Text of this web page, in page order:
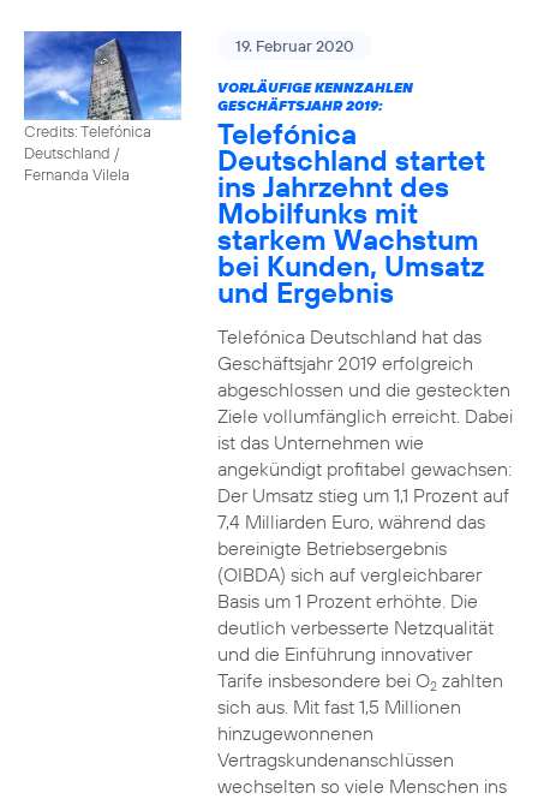
Credits: Telefónica
Deutschland /
Fernanda Vilela
19. Februar 2020
VORLÄUFIGE KENNZAHLEN
GESCHÄFTSJAHR 2019:
Telefónica
Deutschland startet
ins Jahrzehnt des
Mobilfunks mit
starkem Wachstum
bei Kunden, Umsatz
und Ergebnis
Telefónica Deutschland hat das
Geschäftsjahr 2019 erfolgreich
abgeschlossen und die gesteckten
Ziele vollumfänglich erreicht. Dabei
ist das Unternehmen wie
angekündigt profitabel gewachsen:
Der Umsatz stieg um 1,1 Prozent auf
7,4 Milliarden Euro, während das
bereinigte Betriebsergebnis
(OIBDA) sich auf vergleichbarer
Basis um 1 Prozent erhöhte. Die
deutlich verbesserte Netzqualität
und die Einführung innovativer
Tarife insbesondere bei O2zahlten
sich aus. Mit fast 1,5 Millionen
hinzugewonnenen
Vertragskundenanschlüssen
wechselten so viele Menschen ins